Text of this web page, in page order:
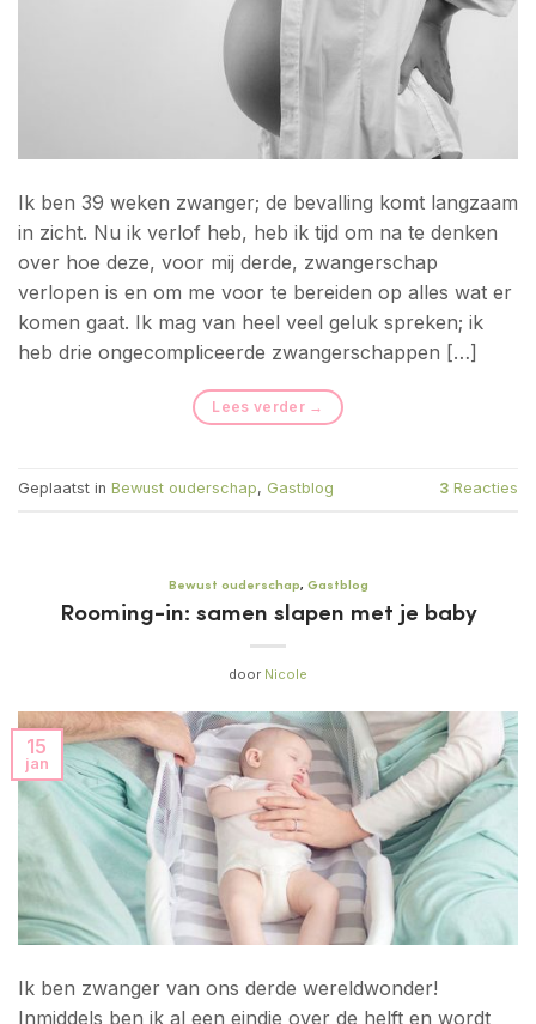
Ik ben 39 weken zwanger; de bevalling komt langzaam
in zicht. Nu ik verlof heb, heb ik tijd om na te denken
over hoe deze, voor mij derde, zwangerschap
verlopen is en om me voor te bereiden op alles wat er
komen gaat. Ik mag van heel veel geluk spreken; ik
heb drie ongecompliceerde zwangerschappen […]
Lees verder →
Geplaatst in Bewust ouderschap, Gastblog 3 Reacties
Bewust ouderschap, Gastblog
Rooming-in: samen slapen met je baby
door Nicole
15
jan
Ik ben zwanger van ons derde wereldwonder!
Inmiddels ben ik al een eindje over de helft en wordt